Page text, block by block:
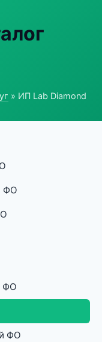
» ИП Lab Diamond
ФО
ФО
ФО